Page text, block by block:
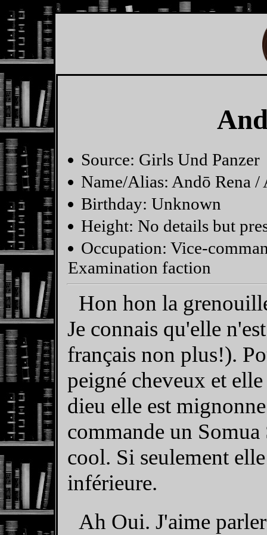
Source: Girls Und Panzer
Name/Alias: Andō Rena /
Birthday: Unknown
Height: No details but
Occupation: Vice-
Examination faction
Hon hon la
Je connais qu'elle
français non plus!).
peigné cheveux et
dieu elle est
commande un
cool. Si seulement
inférieure.
Ah Oui. J'aime